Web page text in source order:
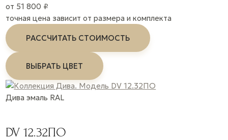
от 51 800 ₽
точная цена зависит от размера и комплекта
РАССЧИТАТЬ СТОИМОСТЬ
ВЫБРАТЬ ЦВЕТ
Дива эмаль RAL
DV 12.32ПО